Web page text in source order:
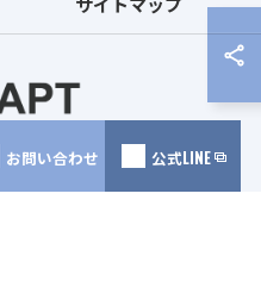
お問い合わせ 公式LINE
CAPT ALL RIGHTS RESERVED.